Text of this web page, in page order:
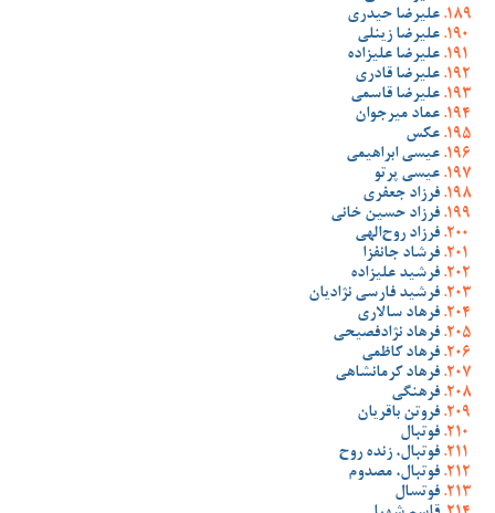
علیرضا حیدری
علیرضا زینلی
علیرضا علیزاده
علیرضا قادری
علیرضا قاسمی
عماد میرجوان
عکس
عیسی ابراهیمی
عیسی پرتو
فرزاد جعفری
فرزاد حسین خانی
فرزاد روح‌الهی
فرشاد جانفزا
فرشید علیزاده
فرشید فارسی نژادیان
فرهاد سالاری
فرهاد نژادفصیحی
فرهاد کاظمی
فرهاد کرمانشاهی
فرهنگی
فروتن باقریان
فوتبال
فوتبال، زنده روح
فوتبال، مصدوم
فوتسال